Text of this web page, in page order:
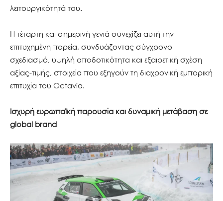
λειτουργικότητά του.
Η τέταρτη και σημερινή γενιά συνεχίζει αυτή την
επιτυχημένη πορεία, συνδυάζοντας σύγχρονο
σχεδιασμό, υψηλή αποδοτικότητα και εξαιρετική σχέση
αξίας-τιμής, στοιχεία που εξηγούν τη διαχρονική εμπορική
επιτυχία του Octavia.
Ισχυρή ευρωπαϊκή παρουσία και δυναμική μετάβαση σε
global brand